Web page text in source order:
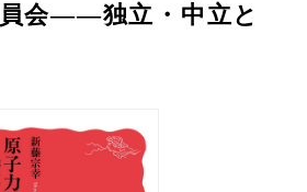
会――独立・中立と